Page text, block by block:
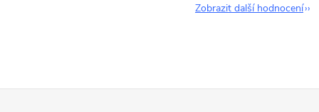
Zobrazit další hodnocení